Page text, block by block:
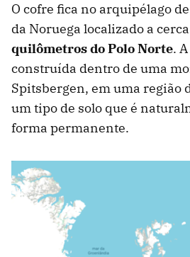
O cofre fica no arquipélago de
da Noruega localizado a
quilômetros do Polo Norte.
construída dentro de uma
Spitsbergen, em uma região
um tipo de solo que é
forma permanente.